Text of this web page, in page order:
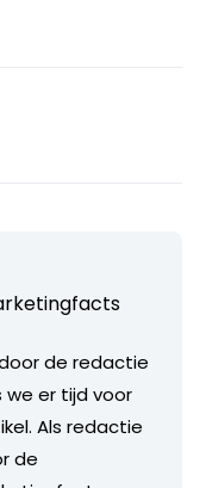
de redactie
er tijd voor
Als redactie
de